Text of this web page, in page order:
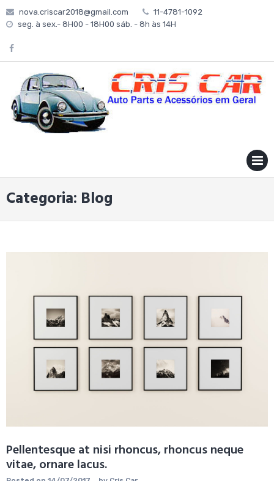
Skip
to
nova.criscar2018@gmail.com
11-4781-1092
seg. à sex.- 8H00 - 18H00 sáb. - 8h às 14H
Categoria: Blog
Pellentesque at nisi rhoncus, rhoncus neque
vitae, ornare lacus.